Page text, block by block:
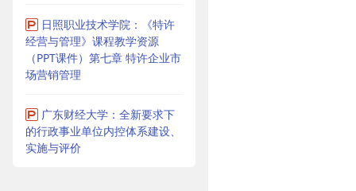
日照职业技术学院：《特许
经营与管理》课程教学资源
（PPT课件）第七章 特许企业市
场营销管理
广东财经大学：全新要求下
的行政事业单位内控体系建设、
实施与评价